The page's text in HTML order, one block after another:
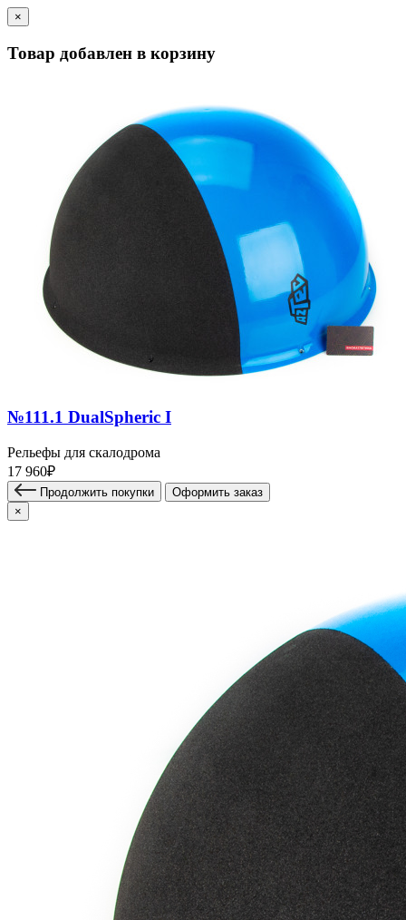
×
Товар добавлен в корзину
№111.1 DualSpheric I
Рельефы для скалодрома
17 960₽
Продолжить покупки
Оформить заказ
×